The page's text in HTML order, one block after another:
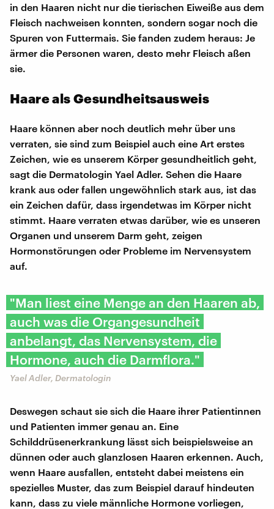
in den Haaren nicht nur die tierischen Eiweiße aus dem
Fleisch nachweisen konnten, sondern sogar noch die
Spuren von Futtermais. Sie fanden zudem heraus: Je
ärmer die Personen waren, desto mehr Fleisch aßen
sie.
Haare als Gesundheitsausweis
Haare können aber noch deutlich mehr über uns
verraten, sie sind zum Beispiel auch eine Art erstes
Zeichen, wie es unserem Körper gesundheitlich geht,
sagt die Dermatologin Yael Adler. Sehen die Haare
krank aus oder fallen ungewöhnlich stark aus, ist das
ein Zeichen dafür, dass irgendetwas im Körper nicht
stimmt. Haare verraten etwas darüber, wie es unseren
Organen und unserem Darm geht, zeigen
Hormonstörungen oder Probleme im Nervensystem
auf.
"Man liest eine Menge an den Haaren ab,
auch was die Organgesundheit
anbelangt, das Nervensystem, die
Hormone, auch die Darmflora."
Yael Adler, Dermatologin
Deswegen schaut sie sich die Haare ihrer Patientinnen
und Patienten immer genau an. Eine
Schilddrüsenerkrankung lässt sich beispielsweise an
dünnen oder auch glanzlosen Haaren erkennen. Auch,
wenn Haare ausfallen, entsteht dabei meistens ein
spezielles Muster, das zum Beispiel darauf hindeuten
kann, dass zu viele männliche Hormone vorliegen,